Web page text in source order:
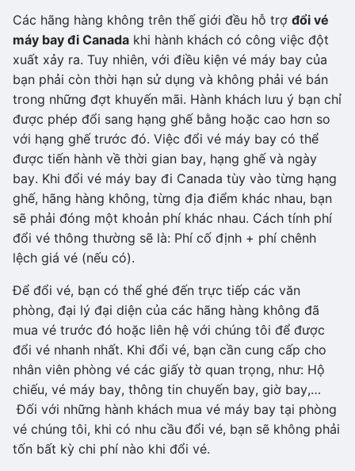
Các hãng hàng không trên thế giới đều hỗ trợ đổi vé
máy bay đi Canada khi hành khách có công việc đột
xuất xảy ra. Tuy nhiên, với điều kiện vé máy bay của
bạn phải còn thời hạn sử dụng và không phải vé bán
trong những đợt khuyến mãi. Hành khách lưu ý bạn chỉ
được phép đổi sang hạng ghế bằng hoặc cao hơn so
với hạng ghế trước đó. Việc đổi vé máy bay có thể
được tiến hành về thời gian bay, hạng ghế và ngày
bay. Khi đổi vé máy bay đi Canada tùy vào từng hạng
ghế, hãng hàng không, từng địa điểm khác nhau, bạn
sẽ phải đóng một khoản phí khác nhau. Cách tính phí
đổi vé thông thường sẽ là: Phí cố định + phí chênh
lệch giá vé (nếu có).
Để đổi vé, bạn có thể ghé đến trực tiếp các văn
phòng, đại lý đại diện của các hãng hàng không đã
mua vé trước đó hoặc liên hệ với chúng tôi để được
đổi vé nhanh nhất. Khi đổi vé, bạn cần cung cấp cho
nhân viên phòng vé các giấy tờ quan trọng, như: Hộ
chiếu, vé máy bay, thông tin chuyến bay, giờ bay,…
Đối với những hành khách mua vé máy bay tại phòng
vé chúng tôi, khi có nhu cầu đổi vé, bạn sẽ không phải
tốn bất kỳ chi phí nào khi đổi vé.